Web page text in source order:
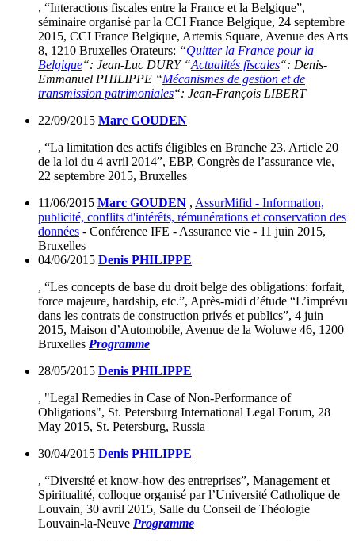
, “Interactions fiscales entre la France et la Belgique”,
séminaire organisé par la CCI France Belgique, 24 septembre
2015, CCI France Belgique, Artemis Square, Avenue des Arts
8, 1210 Bruxelles Orateurs: “Quitter la France pour la
Belgique“: Jean-Luc DURY “Actualités fiscales“: Denis-
Emmanuel PHILIPPE “Mécanismes de gestion et de
transmission patrimoniales“: Jean-François LIBERT
22/09/2015 Marc GOUDEN
, “La limitation des actifs éligibles en Branche 23. Article 20
de la loi du 4 avril 2014”, EBP, Congrès de l’assurance vie,
22 septembre 2015, Bruxelles
11/06/2015 Marc GOUDEN , AssurMifid - Information,
publicité, conflits d'intérêts, rémunérations et conservation des
données - Conférence IFE - Assurance vie - 11 juin 2015,
Bruxelles
04/06/2015 Denis PHILIPPE
, “Les concepts de base du droit belge des obligations: forfait,
force majeure, hardship, etc.”, Après-midi d’étude “L’imprévu
dans les contrats de construction privés et publics”, 4 juin
2015, Maison d’Automobile, Avenue de la Woluwe 46, 1200
Bruxelles Programme
28/05/2015 Denis PHILIPPE
, "Legal Remedies in Case of Non-Performance of
Obligations", St. Petersburg International Legal Forum, 28
May 2015, St. Petersburg, Russia
30/04/2015 Denis PHILIPPE
, “Diversité et know-how des entreprises”, Management et
Spiritualité, colloque organisé par l’Université Catholique de
Louvain, 30 avril 2015, Salle du Conseil de Théologie
Louvain-la-Neuve Programme